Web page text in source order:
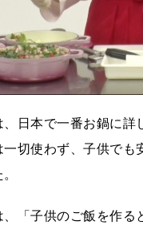
、日本で一番お鍋に
一切使わず、子供で
、「子供のご飯を作